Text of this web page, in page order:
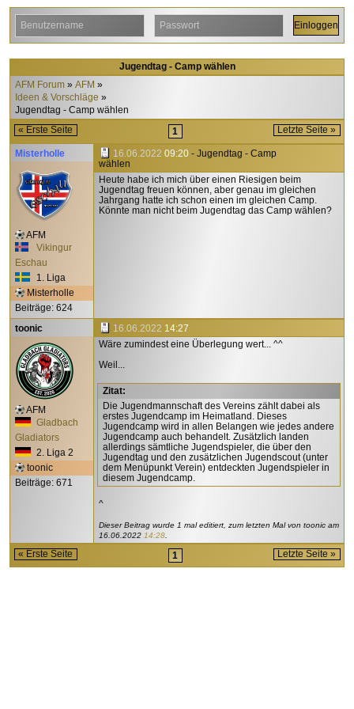
Jugendtag - Camp wählen
AFM Forum
AFM
Ideen & Vorschläge
Jugendtag - Camp wählen
« Erste Seite
1 Letzte Seite »
Misterholle
AFM
Vikingur
Eschau
1. Liga
Misterholle
Beiträge: 624
16.06.2022 09:20- Jugendtag - Camp
wählen
Heute habe ich mich über einen Riesigen beim
Jugendtag freuen können, aber genau im gleichen
Jahrgang hatte ich schon einen im gleichen Camp.
Könnte man nicht beim Jugendtag das Camp wählen?
toonic
AFM
Gladbach
Gladiators
2. Liga 2
toonic
Beiträge: 671
16.06.2022 14:27
Wäre zumindest eine Überlegung wert... ^^
Weil...
Zitat:
Die Jugendmannschaft des Vereins zählt dabei als
erstes Jugendcamp im Heimatland. Dieses
Jugendcamp wird in allen Belangen wie jedes andere
Jugendcamp auch behandelt. Zusätzlich landen
allerdings sämtliche Jugendspieler, die über den
Jugendtag und den zusätzlichen Jugendscout (unter
dem Menüpunkt Verein) entdeckten Jugendspieler in
diesem Jugendcamp.
^
Dieser Beitrag wurde 1 mal editiert, zum letzten Mal von toonic am
16.06.2022 14:28.
« Erste Seite 1 Letzte Seite »